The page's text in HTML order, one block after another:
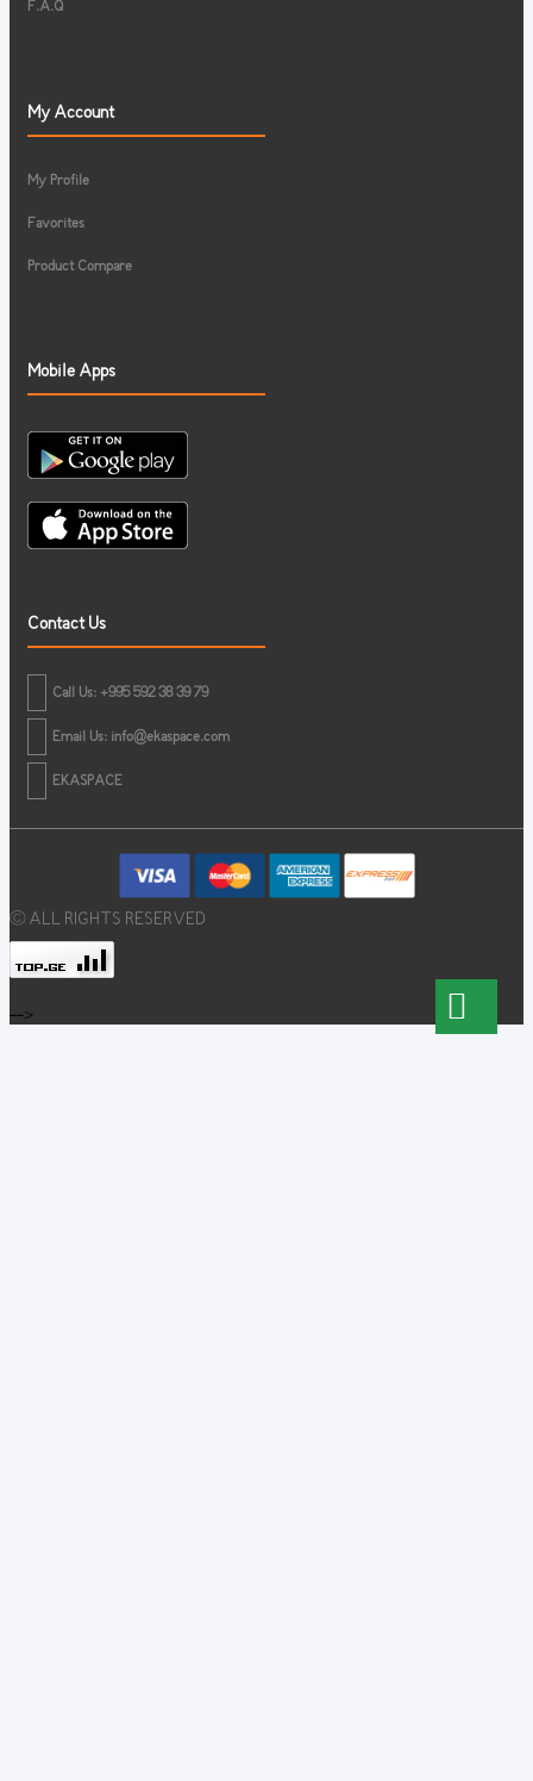
F.A.Q
My Account
My Profile
Favorites
Product Compare
Mobile Apps
Contact Us
Call Us: +995 592 38 39 79
Email Us: info@ekaspace.com
EKASPACE
© ALL RIGHTS RESERVED
-->